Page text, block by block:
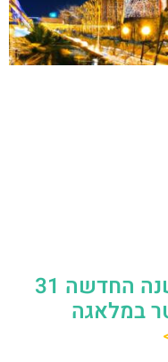
מלאגה חגיגות ערב השנה החדשה 31
במלאגה